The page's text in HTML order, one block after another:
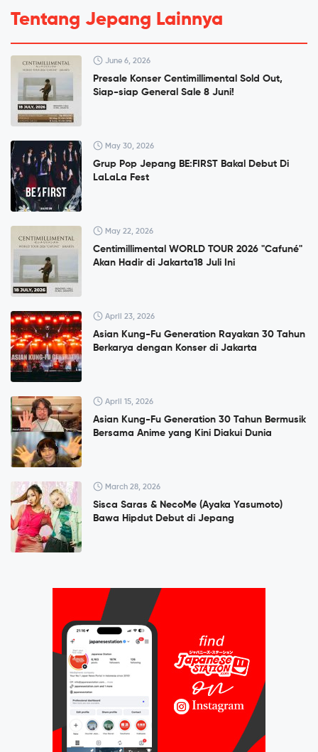
Tentang Jepang Lainnya
June 6, 2026
Presale Konser Centimillimental Sold Out,
Siap-siap General Sale 8 Juni!
May 30, 2026
Grup Pop Jepang BE:FIRST Bakal Debut Di
LaLaLa Fest
May 22, 2026
Centimillimental WORLD TOUR 2026 "Cafuné"
Akan Hadir di Jakarta18 Juli Ini
April 23, 2026
Asian Kung-Fu Generation Rayakan 30 Tahun
Berkarya dengan Konser di Jakarta
April 15, 2026
Asian Kung-Fu Generation 30 Tahun Bermusik
Bersama Anime yang Kini Diakui Dunia
March 28, 2026
Sisca Saras & NecoMe (Ayaka Yasumoto)
Bawa Hipdut Debut di Jepang